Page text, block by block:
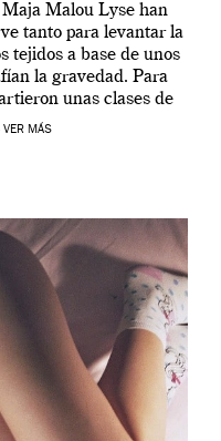
Malou Lyse han
tanto para levantar la
tejidos a base de unos
la gravedad. Para
unas clases de
[…]
VER MÁS